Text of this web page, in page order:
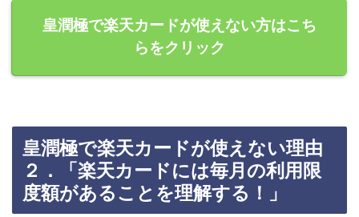
皇潤極で楽天カードが使えない方はこち
らをクリック
皇潤極で楽天カードが使えない理由
２．「楽天カードには毎月の利用限
度額があることを理解する！」